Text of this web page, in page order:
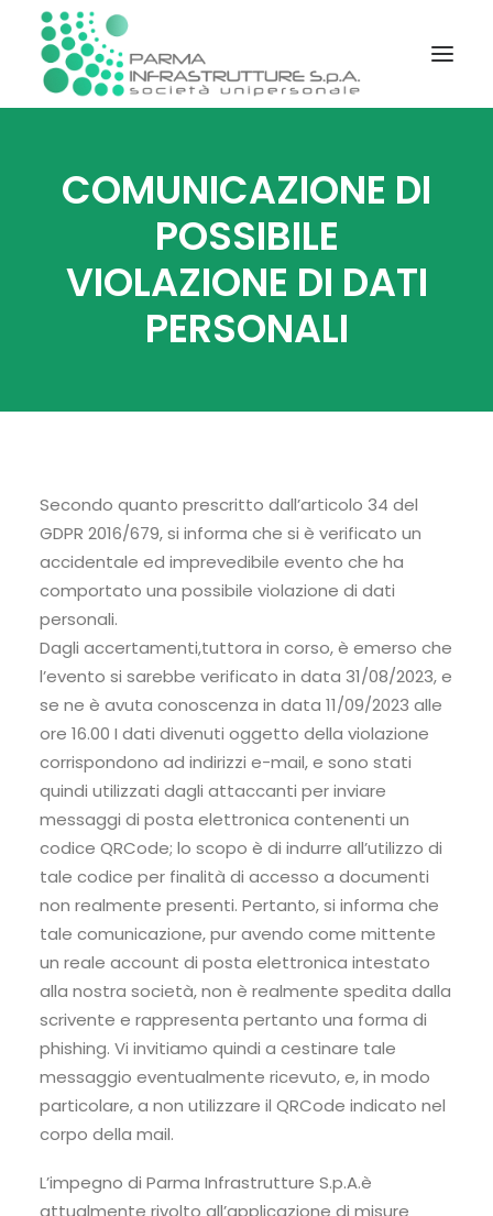
SOCIETÀ TRASPARENTE
PIATTAFORMA TELEMATICA GARE
INFORMAZIONI
COMUNICAZIONE DI
POSSIBILE
VIOLAZIONE DI DATI
PERSONALI
Secondo quanto prescritto dall’articolo 34 del
GDPR 2016/679, si informa che si è verificato un
accidentale ed imprevedibile evento che ha
comportato una possibile violazione di dati
personali.
Dagli accertamenti,tuttora in corso, è emerso che
l’evento si sarebbe verificato in data 31/08/2023, e
se ne è avuta conoscenza in data 11/09/2023 alle
ore 16.00 I dati divenuti oggetto della violazione
corrispondono ad indirizzi e-mail, e sono stati
quindi utilizzati dagli attaccanti per inviare
messaggi di posta elettronica contenenti un
codice QRCode; lo scopo è di indurre all’utilizzo di
tale codice per finalità di accesso a documenti
non realmente presenti. Pertanto, si informa che
tale comunicazione, pur avendo come mittente
un reale account di posta elettronica intestato
alla nostra società, non è realmente spedita dalla
scrivente e rappresenta pertanto una forma di
phishing. Vi invitiamo quindi a cestinare tale
messaggio eventualmente ricevuto, e, in modo
particolare, a non utilizzare il QRCode indicato nel
corpo della mail.
L’impegno di Parma Infrastrutture S.p.A.è
attualmente rivolto all’applicazione di misure